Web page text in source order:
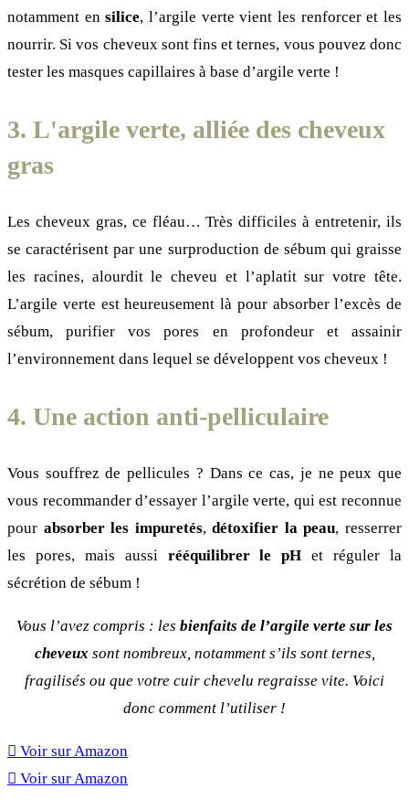
notamment ensilice, l’argile verte vient les renforcer et les
nourrir. Si vos cheveux sont fins et ternes, vous pouvez donc
tester les masques capillaires à base d’argile verte !
3. L'argile verte, alliée des cheveux
gras
Les cheveux gras, ce fléau… Très difficiles à entretenir, ils
se caractérisent par une surproduction de sébum qui graisse
les racines, alourdit le cheveu et l’aplatit sur votre tête.
L’argile verte est heureusement là pour absorber l’excès de
sébum, purifier vos pores en profondeur et assainir
l’environnement dans lequel se développent vos cheveux !
4. Une action anti-pelliculaire
Vous souffrez de pellicules ? Dans ce cas, je ne peux que
vous recommander d’essayer l’argile verte, qui est reconnue
pour absorber les impuretés,détoxifier la peau, resserrer
les pores, mais aussi rééquilibrer le pH et réguler la
sécrétion de sébum !
Vous l’avez compris : les bienfaits de l’argile verte sur les
cheveux sont nombreux, notamment s’ils sont ternes,
fragilisés ou que votre cuir chevelu regraisse vite. Voici
donc comment l’utiliser !
Voir sur Amazon
Voir sur Amazon